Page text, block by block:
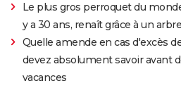
Le plus gros perroquet du
y a 30 ans, renaît grâce à un arbre
Quelle amende en cas d'excès
devez absolument savoir avant
vacances